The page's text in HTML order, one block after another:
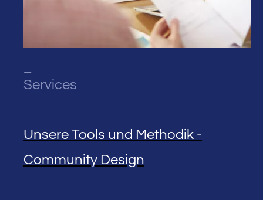
Services
Unsere Tools und Methodik -
Community Design